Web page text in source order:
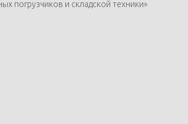
погрузчиков и складской техники»